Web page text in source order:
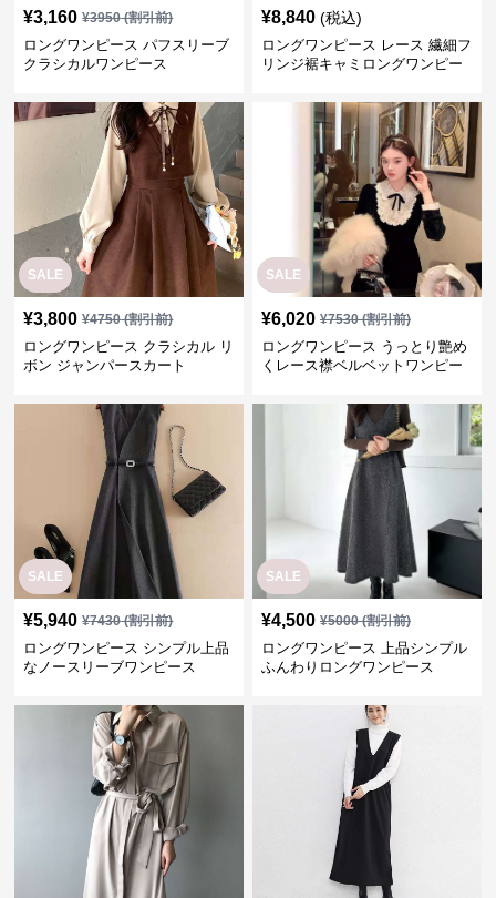
SALE
4750(割引前)
ロングワンピース クラシカル リ
ボン ジャンパースカート
SALE
6,020 ¥ 7530 (割引前)
ロングワンピース うっとり艶め
くレース襟ベルベットワンピー
SALE
7430(割引前)
ロングワンピース シンプル上品
なノースリーブワンピース
SALE
5000(割引前)
ロングワンピース 上品シンプル
ふんわりロングワンピース
(税込)
ロングワンピース フロントポケ
ット付きシャツワンピース
(税込)
ロングワンピース シンプル深V
ネックジャンパースカート